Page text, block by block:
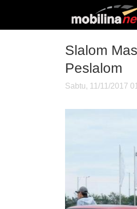
Slalom
Peslalom
Sabtu, 11/11/2017